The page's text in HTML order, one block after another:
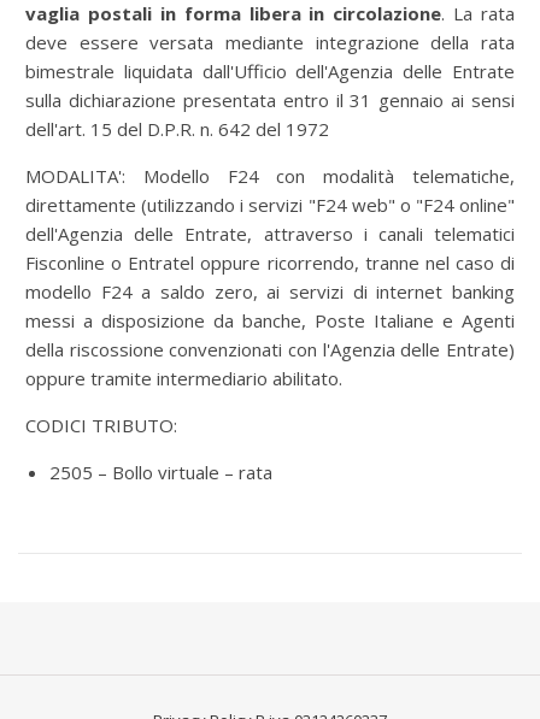
vaglia postali in forma libera in circolazione. La rata
deve essere versata mediante integrazione della rata
bimestrale liquidata dall'Ufficio dell'Agenzia delle Entrate
sulla dichiarazione presentata entro il 31 gennaio ai sensi
dell'art. 15 del D.P.R. n. 642 del 1972
MODALITA': Modello F24 con modalità telematiche,
direttamente (utilizzando i servizi "F24 web" o "F24 online"
dell'Agenzia delle Entrate, attraverso i canali telematici
Fisconline o Entratel oppure ricorrendo, tranne nel caso di
modello F24 a saldo zero, ai servizi di internet banking
messi a disposizione da banche, Poste Italiane e Agenti
della riscossione convenzionati con l'Agenzia delle Entrate)
oppure tramite intermediario abilitato.
CODICI TRIBUTO:
2505 – Bollo virtuale – rata